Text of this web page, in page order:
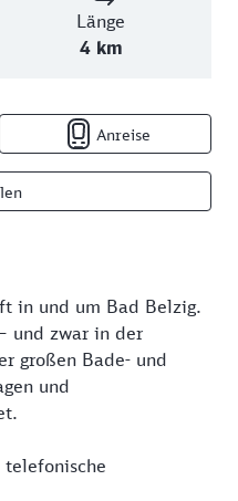
Länge
4 km
Anreise
in und um Bad Belzig.
und zwar in der
großen Bade- und
und
telefonische